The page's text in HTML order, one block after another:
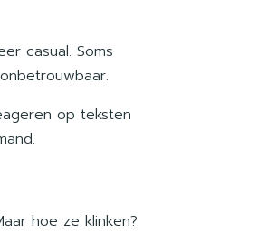
casual. Soms
op teksten
hoe ze klinken?